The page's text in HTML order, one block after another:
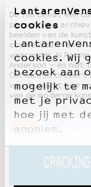
cookies
cookies. Wij
bezoek aan
mogelijk te
met je
hoe jij met
anoniem.
Duurzaamheid
Culturele boycot
Ruimte voor
De film bevat een
persoonlijke
beelden van de
commentaar van
waaronder Al
Anderson – en niet
Corisicato creëert
van de meest
van de moderne
Deze